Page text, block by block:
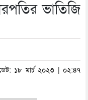
ভাতিজি
১৮ মার্চ ২০২৩ | ০২:৪৭